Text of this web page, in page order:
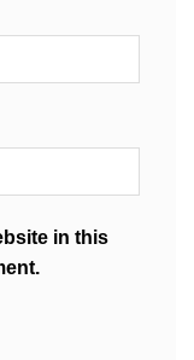
in this